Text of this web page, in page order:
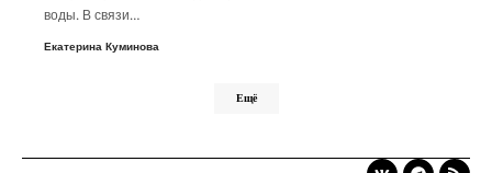
воды. В связи…
Екатерина Куминова
Ещё